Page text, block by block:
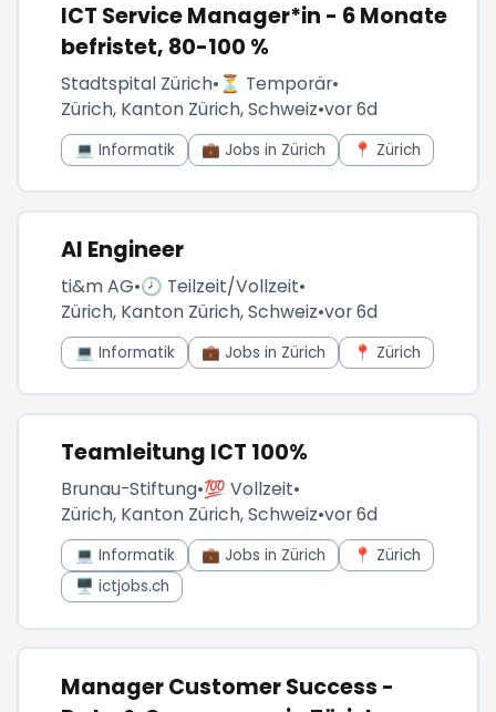
ICT Service Manager*in - 6 Monate
befristet, 80-100 %
Stadtspital Zürich• ⏳ Temporär•
Zürich, Kanton Zürich, Schweiz•vor 6d
💻 Informatik 💼 Jobs in Zürich 📍 Zürich
AI Engineer
ti&m AG•🕗 Teilzeit/Vollzeit•
Zürich, Kanton Zürich, Schweiz•vor 6d
💻 Informatik 💼 Jobs in Zürich 📍 Zürich
Teamleitung ICT 100%
Brunau-Stiftung•💯 Vollzeit•
Zürich, Kanton Zürich, Schweiz•vor 6d
💻 Informatik 💼 Jobs in Zürich
📍 Zürich
🖥️ ictjobs.ch
Manager Customer Success -